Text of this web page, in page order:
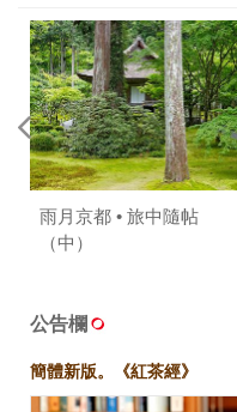
雨月京都 • 旅中隨帖
（中）
公告欄
簡體新版。《紅茶經》